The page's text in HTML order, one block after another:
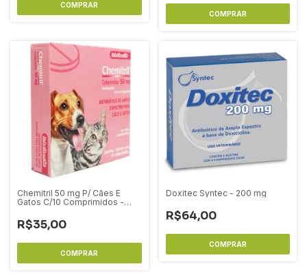
Chemitril 50 mg P/ Cães E
Gatos C/10 Comprimidos -
R$35,00
Doxitec Syntec - 200 mg
R$64,00